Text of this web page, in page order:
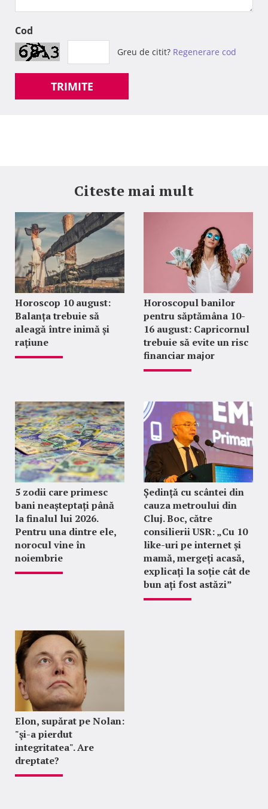
Cod
Greu de citit? Regenerare cod
TRIMITE
Citeste mai mult
Horoscop 10 august:
Balanța trebuie să
aleagă între inimă și
rațiune
Horoscopul banilor
pentru săptămâna 10-
16 august: Capricornul
trebuie să evite un risc
financiar major
5 zodii care primesc
bani neașteptați până
la finalul lui 2026.
Pentru una dintre ele,
norocul vine în
noiembrie
Ședință cu scântei din
cauza metroului din
Cluj. Boc, către
consilierii USR: „Cu 10
like-uri pe internet și
mamă, mergeți acasă,
explicați la soție cât de
bun ați fost astăzi”
Elon, supărat pe Nolan:
"şi-a pierdut
integritatea". Are
dreptate?